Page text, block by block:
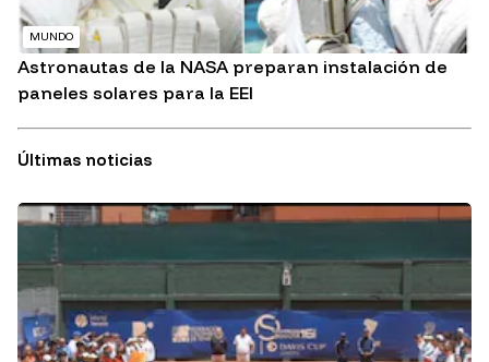
MUNDO
Astronautas de la NASA preparan instalación de
paneles solares para la EEI
Últimas noticias